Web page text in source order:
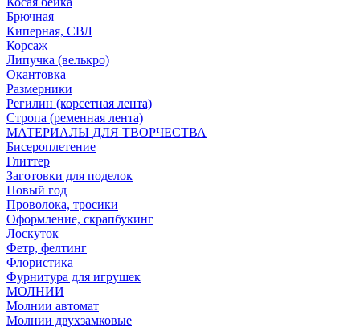
Брючная
Киперная, СВЛ
Корсаж
Липучка (велькро)
Окантовка
Размерники
Регилин (корсетная лента)
Стропа (ременная лента)
МАТЕРИАЛЫ ДЛЯ ТВОРЧЕСТВА
Бисероплетение
Глиттер
Заготовки для поделок
Новый год
Проволока, тросики
Оформление, скрапбукинг
Лоскуток
Фетр, фелтинг
Флористика
Фурнитура для игрушек
МОЛНИИ
Молнии автомат
Молнии двухзамковые